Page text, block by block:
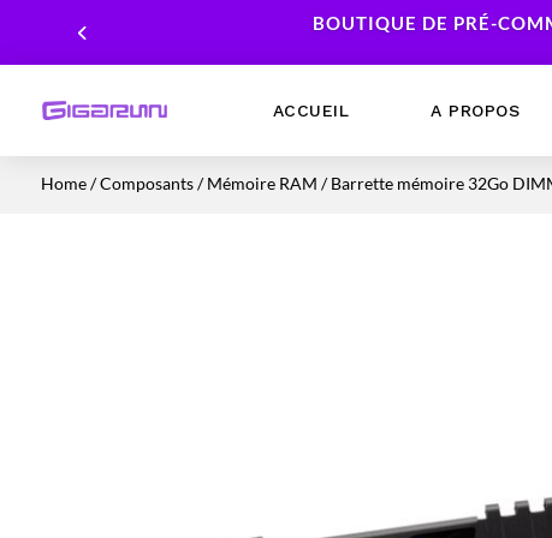
BOUTIQUE DE PRÉ-
ACCUEIL A PROPOS
Home/Composants/Mémoire RAM / Barrette mémoire 32Go